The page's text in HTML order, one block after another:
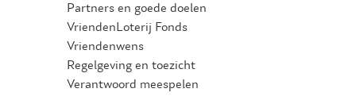
Partners en goede doelen
VriendenLoterij Fonds
Vriendenwens
Regelgeving en toezicht
Verantwoord meespelen